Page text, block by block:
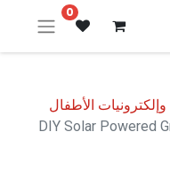
0
DIY Solar Powered